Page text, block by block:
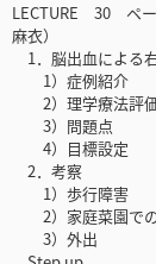
LECTURE 30 ペー
麻衣）
1．脳出血による
1）症例紹介
2）理学療法評
3）問題点
4）目標設定
2．考察
1）歩行障害
2）家庭菜園で
3）外出